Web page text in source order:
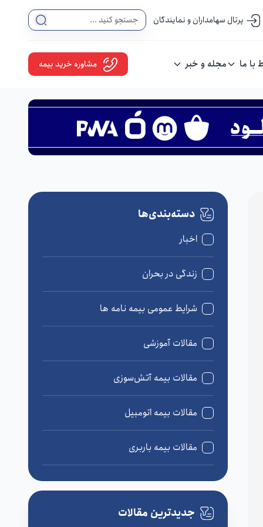
پرتال سهامداران و نمایندگان
با ما مجله و خبر مشاوره خرید بیمه
دسته‌بندی‌ها
اخبار
زندگی در بحران
شرایط عمومی بیمه نامه ها
مقالات آموزشی
مقالات بیمه آتش‌سوزی
مقالات بیمه اتومبیل
مقالات بیمه باربری
مقالات بیمه درمان
مقالات بیمه زندگی
جدیدترین مقالات